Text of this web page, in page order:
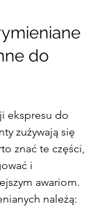
do
ekspresu do
zużywają się
znać te części,
i
awariom.
należą: